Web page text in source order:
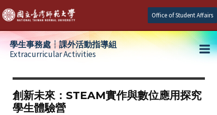
Skip
to
content
Office of Student Affairs
學生事務處┆課外活動指導組
Extracurricular Activities
創新未來：STEAM實作與數位應用探究
學生體驗營